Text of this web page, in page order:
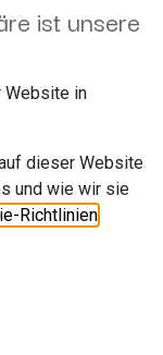
Mercedes Vito
771000-6074
ist unsere
Website in
dieser Website
und wie wir sie
Richtlinien